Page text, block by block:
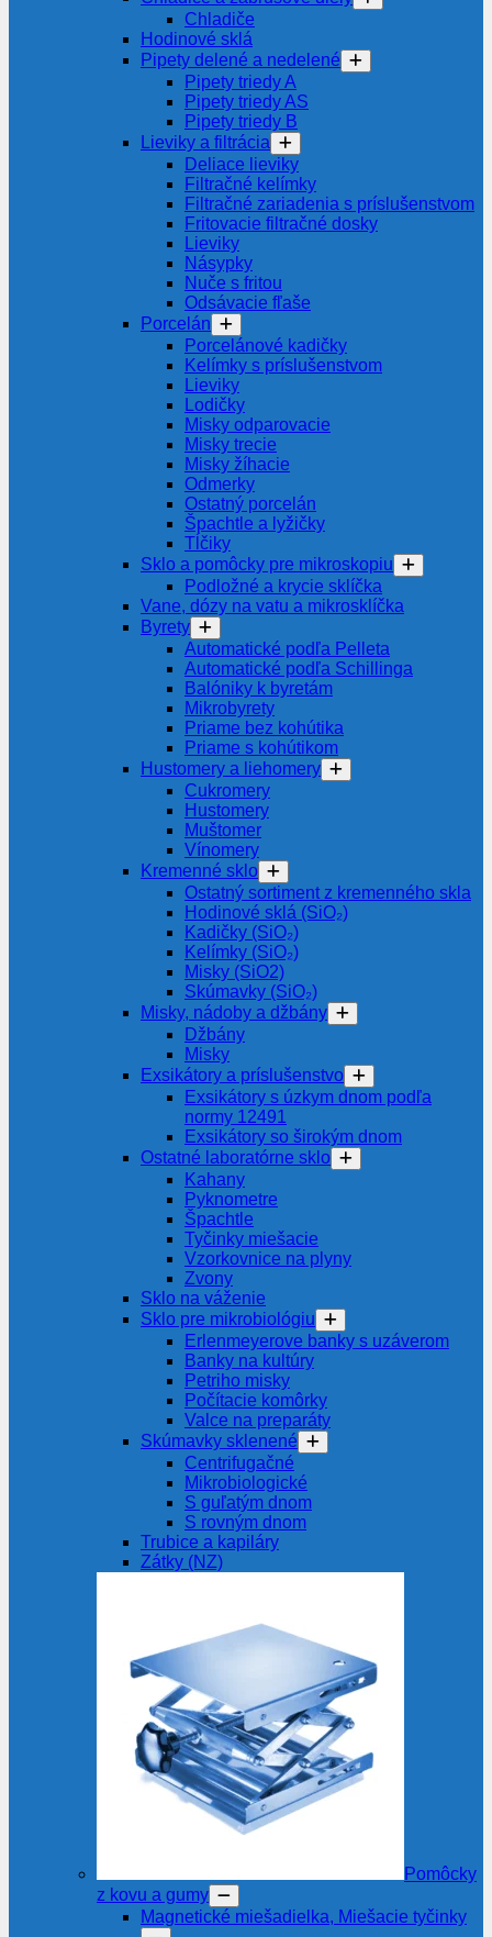
Chladiče
Hodinové sklá
Pipety delené a nedelené
Pipety triedy A
Pipety triedy AS
Pipety triedy B
Lieviky a filtrácia
Deliace lieviky
Filtračné kelímky
Filtračné zariadenia s príslušenstvom
Fritovacie filtračné dosky
Lieviky
Násypky
Nuče s fritou
Odsávacie fľaše
Porcelán
Porcelánové kadičky
Kelímky s príslušenstvom
Lieviky
Lodičky
Misky odparovacie
Misky trecie
Misky žíhacie
Odmerky
Ostatný porcelán
Špachtle a lyžičky
Tĺčiky
Sklo a pomôcky pre mikroskopiu
Podložné a krycie sklíčka
Vane, dózy na vatu a mikrosklíčka
Byrety
Automatické podľa Pelleta
Automatické podľa Schillinga
Balóniky k byretám
Mikrobyrety
Priame bez kohútika
Priame s kohútikom
Hustomery a liehomery
Cukromery
Hustomery
Muštomer
Vínomery
Kremenné sklo
Ostatný sortiment z kremenného skla
Hodinové sklá (SiO₂)
Kadičky (SiO₂)
Kelímky (SiO₂)
Misky (SiO2)
Skúmavky (SiO₂)
Misky, nádoby a džbány
Džbány
Misky
Exsikátory a príslušenstvo
Exsikátory s úzkym dnom podľa
normy 12491
Exsikátory so širokým dnom
Ostatné laboratórne sklo
Kahany
Pyknometre
Špachtle
Tyčinky miešacie
Vzorkovnice na plyny
Zvony
Sklo na váženie
Sklo pre mikrobiológiu
Erlenmeyerove banky s uzáverom
Banky na kultúry
Petriho misky
Počítacie komôrky
Valce na preparáty
Skúmavky sklenené
Centrifugačné
Mikrobiologické
S guľatým dnom
S rovným dnom
Trubice a kapiláry
Zátky (NZ)
Pomôcky
z kovu a gumy
Magnetické miešadielka, Miešacie tyčinky